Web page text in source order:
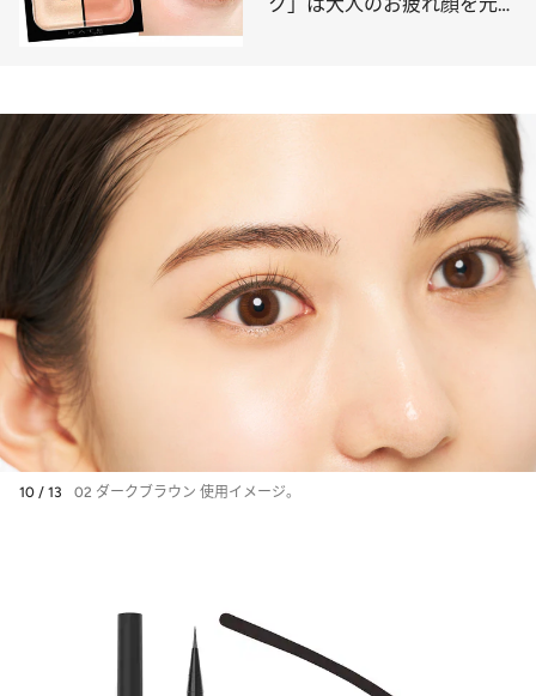
「唇の縦ジワも目立ちにくい」と美容賢者が大興奮【春の自腹
買いプチプラ】
【SNSで話題沸騰】某デパコ
スの下地に似てると大バズり
中！ 韓国プチプラコスメ
「fwee」をミドル世代が使
ったら…テカリじゃない“ツ
ヤ”降臨
【ケイト新作アイシャドウ】
新提案「頬までが目もとメイ
級マスカラ”新色も！